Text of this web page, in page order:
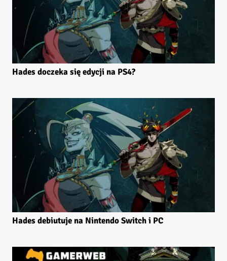
Hades doczeka się edycji na PS4?
Hades debiutuje na Nintendo Switch i PC